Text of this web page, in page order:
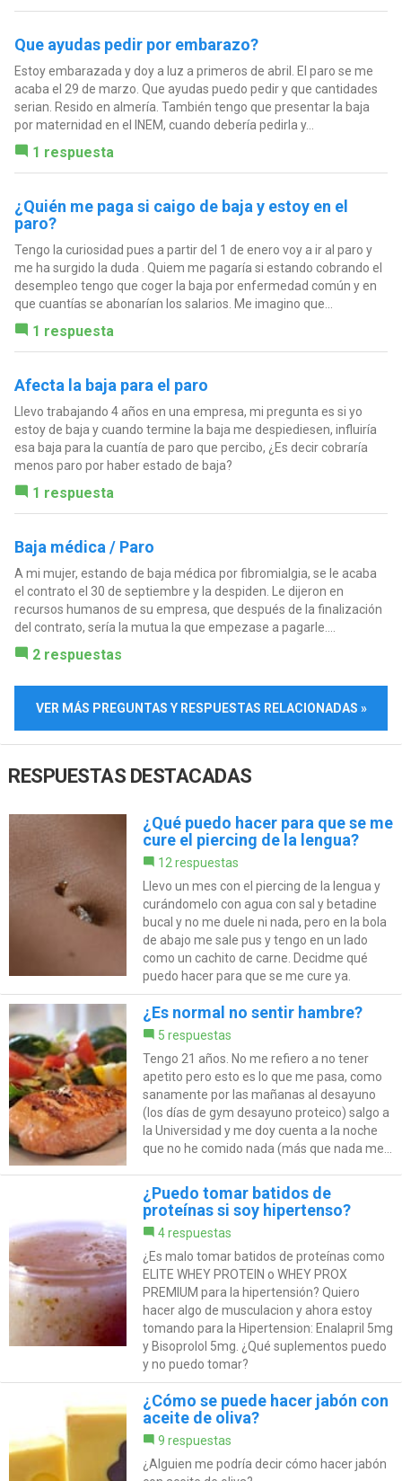
Que ayudas pedir por embarazo?
Estoy embarazada y doy a luz a primeros de abril. El paro se me
acaba el 29 de marzo. Que ayudas puedo pedir y que cantidades
serian. Resido en almería. También tengo que presentar la baja
por maternidad en el INEM, cuando debería pedirla y...
1 respuesta
¿Quién me paga si caigo de baja y estoy en el
paro?
Tengo la curiosidad pues a partir del 1 de enero voy a ir al paro y
me ha surgido la duda . Quiem me pagaría si estando cobrando el
desempleo tengo que coger la baja por enfermedad común y en
que cuantías se abonarían los salarios. Me imagino que...
1 respuesta
Afecta la baja para el paro
Llevo trabajando 4 años en una empresa, mi pregunta es si yo
estoy de baja y cuando termine la baja me despiediesen, influiría
esa baja para la cuantía de paro que percibo, ¿Es decir cobraría
menos paro por haber estado de baja?
1 respuesta
Baja médica / Paro
A mi mujer, estando de baja médica por fibromialgia, se le acaba
el contrato el 30 de septiembre y la despiden. Le dijeron en
recursos humanos de su empresa, que después de la finalización
del contrato, sería la mutua la que empezase a pagarle....
2 respuestas
VER MÁS PREGUNTAS Y RESPUESTAS RELACIONADAS »
RESPUESTAS DESTACADAS
¿Qué puedo hacer para que se me
cure el piercing de la lengua?
12 respuestas
Llevo un mes con el piercing de la lengua y
curándomelo con agua con sal y betadine
bucal y no me duele ni nada, pero en la bola
de abajo me sale pus y tengo en un lado
como un cachito de carne. Decidme qué
puedo hacer para que se me cure ya.
¿Es normal no sentir hambre?
5 respuestas
Tengo 21 años. No me refiero a no tener
apetito pero esto es lo que me pasa, como
sanamente por las mañanas al desayuno
(los días de gym desayuno proteico) salgo a
la Universidad y me doy cuenta a la noche
que no he comido nada (más que nada me...
¿Puedo tomar batidos de
proteínas si soy hipertenso?
4 respuestas
¿Es malo tomar batidos de proteínas como
ELITE WHEY PROTEIN o WHEY PROX
PREMIUM para la hipertensión? Quiero
hacer algo de musculacion y ahora estoy
tomando para la Hipertension: Enalapril 5mg
y Bisoprolol 5mg. ¿Qué suplementos puedo
y no puedo tomar?
¿Cómo se puede hacer jabón con
aceite de oliva?
9 respuestas
¿Alguien me podría decir cómo hacer jabón